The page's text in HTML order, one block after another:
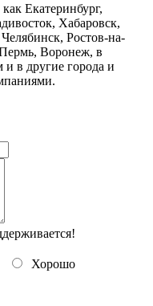
Екатеринбург,
Хабаровск,
Ростов-на-
Воронеж, в
в другие города и
Хорошо